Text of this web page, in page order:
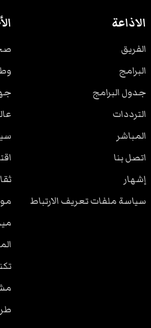
الاذاعة
الفريق
البرامج
جدول البرامج
الترددات
المباشر
اتصل بنا
إشهار
سياسة ملفات تعريف الارتباط